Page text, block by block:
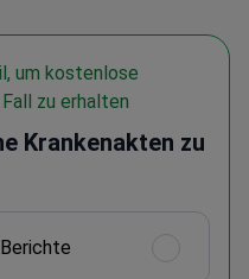
um kostenlose
zu erhalten
Krankenakten zu